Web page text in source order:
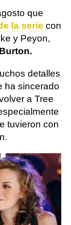
que
la serie con
y Peyon,
detalles
ha sincerado
a Tree
tuvieron con